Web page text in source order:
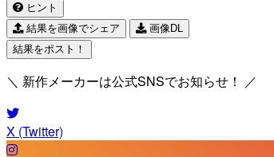
ヒント
結果を画像でシェア
画像DL
結果をポスト！
＼ 新作メーカーは公式SNSでお知らせ！ ／
X (Twitter)